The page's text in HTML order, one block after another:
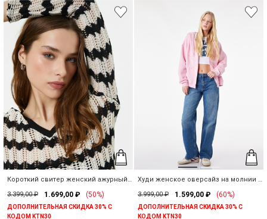
Короткий свитер женский ажурный
3.399,00 ₽ 1.699,00 ₽ (50%)
ДОПОЛНИТЕЛЬНАЯ СКИДКА 30% С
КОДОМ KTN30
Худи женское оверсайз на молнии с
3.999,00 ₽ 1.599,00 ₽ (60%)
ДОПОЛНИТЕЛЬНАЯ СКИДКА 30% С
КОДОМ KTN30